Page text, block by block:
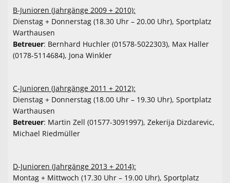
Datenänderung für Mitglieder
Sponsoren
Miete mich
100 Jahre TSV
Anmeldung Jugendturnier 2026
B-Junioren (Jahrgänge 2009 + 2010):
Dienstag + Donnerstag (18.30 Uhr – 20.00 Uhr), Sportplatz
Warthausen
Betreuer: Bernhard Huchler (01578-5022303), Max Haller
(0178-5114684), Jona Winkler
C-Junioren (Jahrgänge 2011 + 2012):
Dienstag + Donnerstag (18.00 Uhr – 19.30 Uhr), Sportplatz
Warthausen
Betreuer: Martin Zell (01577-3091997), Zekerija Dizdarevic,
Michael Riedmüller
D-Junioren (Jahrgänge 2013 + 2014):
Montag + Mittwoch (17.30 Uhr – 19.00 Uhr), Sportplatz